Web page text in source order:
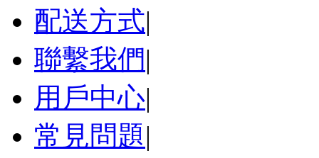
配送方式|
聯繫我們|
用戶中心|
常見問題|